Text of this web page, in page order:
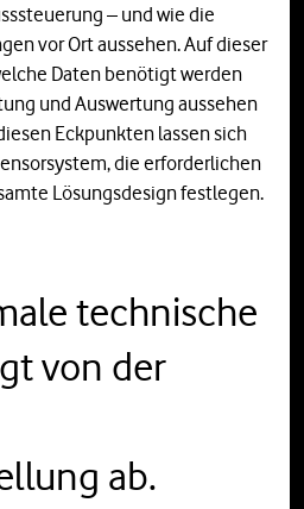
– und wie die
vor Ort aussehen. Auf dieser
Daten benötigt werden
und Auswertung aussehen
Eckpunkten lassen sich
die erforderlichen
Lösungsdesign festlegen.
technische
von der
ab.